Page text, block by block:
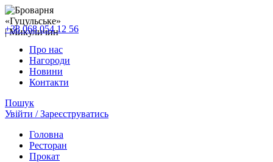
+38 068 054 12 56
Про нас
Нагороди
Новини
Контакти
Пошук
Увійти / Зареєструватись
Головна
Ресторан
Прокат